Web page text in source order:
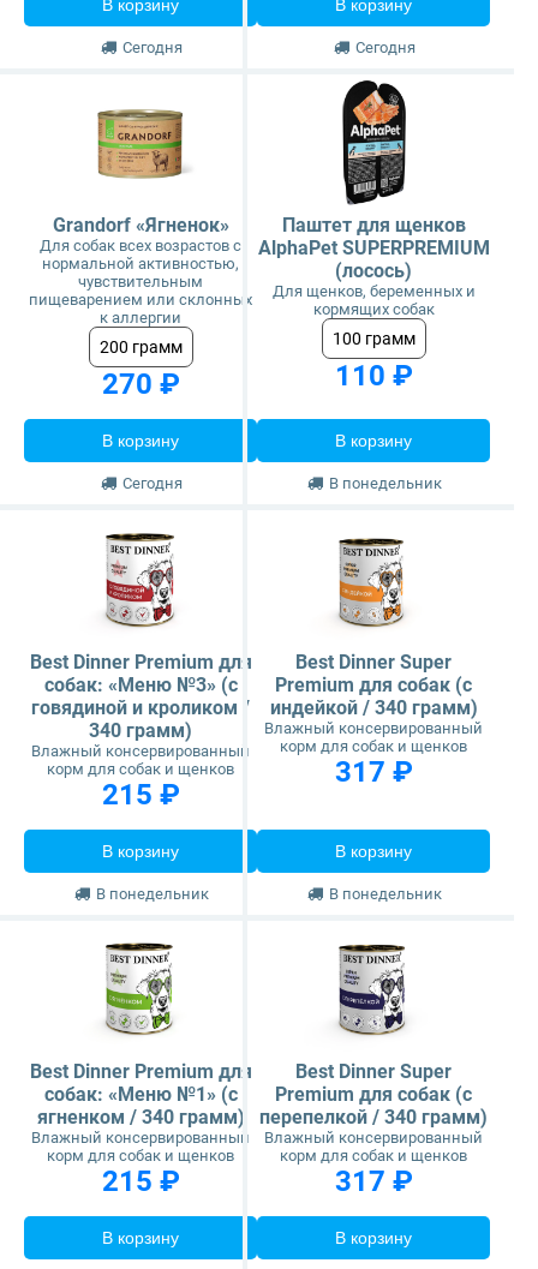
В корзину
Сегодня
В корзину
Сегодня
Grandorf «Ягненок»
Для собак всех возрастов с
нормальной активностью,
чувствительным
пищеварением или склонных
к аллергии
200 грамм
270 ₽
В корзину
Сегодня
Паштет для щенков
AlphaPet SUPERPREMIUM
(лосось)
Для щенков, беременных и
кормящих собак
100 грамм
110 ₽
В корзину
В понедельник
Best Dinner Premium для
собак: «Меню №3» (с
говядиной и кроликом /
340 грамм)
Влажный консервированный
корм для собак и щенков
215 ₽
В корзину
В понедельник
Best Dinner Super
Premium для собак (с
индейкой / 340 грамм)
Влажный консервированный
корм для собак и щенков
317 ₽
В корзину
В понедельник
Best Dinner Premium для
собак: «Меню №1» (с
ягненком / 340 грамм)
Влажный консервированный
корм для собак и щенков
215 ₽
В корзину
Best Dinner Super
Premium для собак (с
перепелкой / 340 грамм)
Влажный консервированный
корм для собак и щенков
317 ₽
В корзину